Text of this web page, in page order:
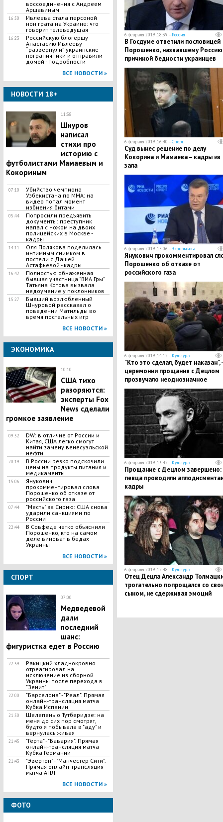
воссоединения с Андреем
Аршавиным
16:50
Ивлеева стала персоной
нон грата на Украине: что
говорит телеведущая
16:23
​Российскую блогершу
Анастасию Ивлееву
“развернули” украинские
пограничники и отправили
домой - подробности
ВСЕ НОВОСТИ »
НОВОСТИ 18+
11:38
Шнуров
написал
стихи про
историю с
футболистами Мамаевым и
Кокориным
07:10
Убийство чемпиона
Узбекистана по MMA: на
видео попал момент
избиения битами
05:44
Попросили предъявить
документы: преступник
напал с ножом на двоих
полицейских в Москве -
кадры
14:11
Оля Полякова поделилась
интимным снимком в
постели с Дашей
Астафьевой - кадры
16:42
Полностью обнаженная
бывшая участница "ВИА Гры"
Татьяна Котова вызвала
недоумение у поклонников
15:27
Бывший возлюбленный
Шнуровой рассказал о
поведении Матильды во
время постельных игр
ВСЕ НОВОСТИ »
ЭКОНОМИКА
10:10
США тихо
разоряются:
эксперты Fox
News сделали
громкое заявление
09:52
DW: в отличие от России и
Китая, ​США легко смогут
найти замену венесуэльской
нефти
20:19
В России резко подскочили
цены на продукты питания и
медикаменты
15:06
Янукович
прокомментировал слова
Порошенко об отказе от
российского газа
07:44
"Месть" за Сирию: США снова
ударили санкциями по
России
22:44
В Совфеде четко объяснили
Порошенко, кто на самом
деле виноват в бедах
Украины
ВСЕ НОВОСТИ »
СПОРТ
07:00
Медведевой
дали
последний
шанс:
фигуристка едет в Россию
22:39
Ракицкий хладнокровно
отреагировал на
исключение из сборной
Украины после перехода в
"Зенит"
22:00
"Барселона" - "Реал". Прямая
онлайн-трансляция матча
Кубка Испании
21:50
Шелепень о Тутберидзе: на
меня до сих пор смотрят,
будто я побывала в "аду" и
вернулась живая
21:45
"Герта" - "Бавария". Прямая
онлайн-трансляция матча
Кубка Германии
21:43
"Эвертон" - "Манчестер Сити".
Прямая онлайн-трансляция
матча АПЛ
ВСЕ НОВОСТИ »
ФОТО
6 февраля 2019, 18:39 —Россия
В Госдуме ответили пословицей
Порошенко, назвавшему Россию
причиной бедности украинцев
6 февраля 2019, 16:40 —Спорт
Суд вынес решение по делу
Кокорина и Мамаева – кадры из
зала
6 февраля 2019, 15:06 —Экономика
Янукович прокомментировал
Порошенко об отказе от
российского газа
6 февраля 2019, 14:12 —Культура
"Кто это сделал, будет наказан",
церемонии прощания с Децлом
прозвучало неоднозначное
заявление
6 февраля 2019, 13:42 —Культура
Прощание с Децлом завершено:
певца проводили
кадры
6 февраля 2019, 12:48 —Культура
Отец Децла Александр
трогательно попрощался со
сыном, не сдерживая эмоций